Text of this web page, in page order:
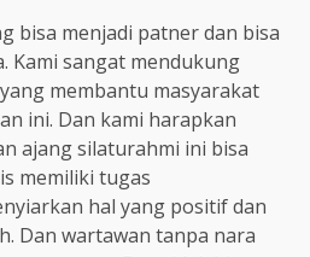
bisa menjadi patner dan bisa
Kami sangat mendukung
membantu masyarakat
ini. Dan kami harapkan
ajang silaturahmi ini bisa
memiliki tugas
hal yang positif dan
Dan wartawan tanpa nara